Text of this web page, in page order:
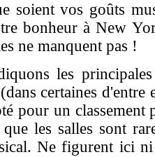
soient vos goûts
bonheur à New
ne manquent pas !
les
certaines
pour un classement
les salles sont
Ne figurent ici